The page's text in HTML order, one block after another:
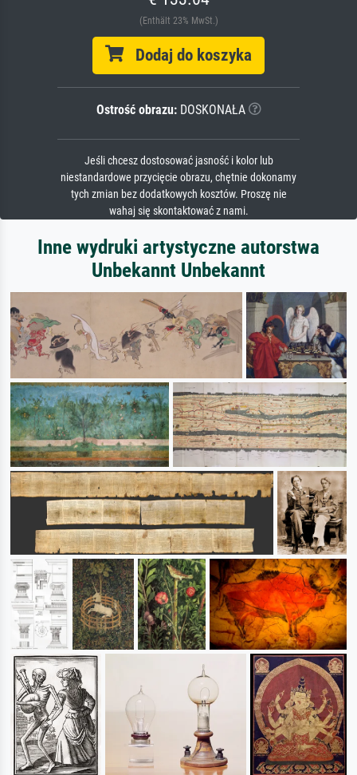
(Enthält 23% MwSt.)
Dodaj do koszyka
Ostrość obrazu:DOSKONAŁA
Jeśli chcesz dostosować jasność i kolor lub
niestandardowe przycięcie obrazu, chętnie dokonamy
tych zmian bez dodatkowych kosztów. Proszę nie
wahaj się skontaktować z nami.
Inne wydruki artystyczne autorstwa
Unbekannt Unbekannt